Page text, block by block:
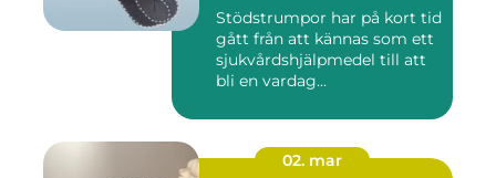
Stödstrumpor har på kort tid
gått från att kännas som ett
sjukvårdshjälpmedel till att
bli en vardag...
02. mar